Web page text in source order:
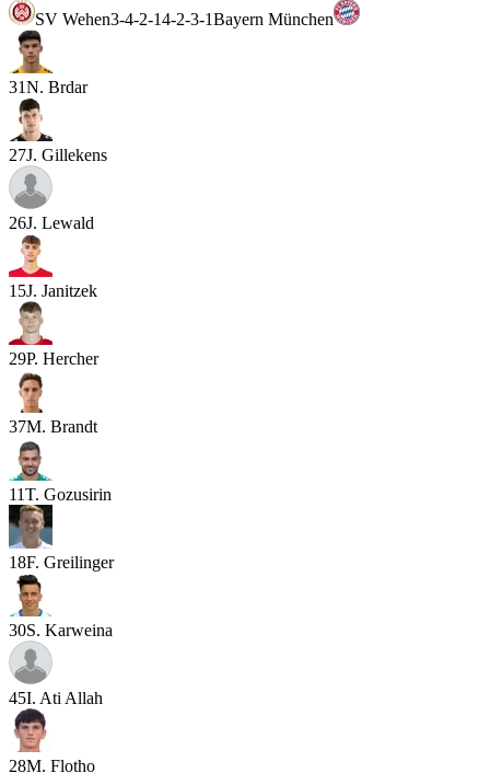
SV Wehen3-4-2-14-2-3-1Bayern München
31N. Brdar
27J. Gillekens
26J. Lewald
15J. Janitzek
29P. Hercher
37M. Brandt
11T. Gozusirin
18F. Greilinger
30S. Karweina
45I. Ati Allah
28M. Flotho